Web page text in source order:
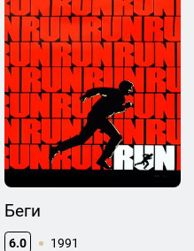
Беги
6.0 1991